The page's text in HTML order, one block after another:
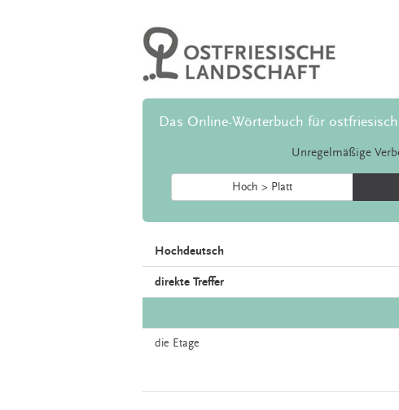
Das Online-Wörterbuch für
Unregelmäßige
Hoch > Platt
Hochdeutsch
direkte Treffer
die Etage